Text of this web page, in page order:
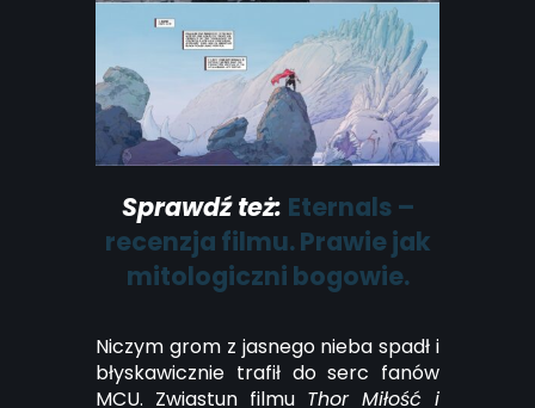
Sprawdź też: Eternals –
recenzja filmu. Prawie jak
mitologiczni bogowie.
Niczym grom z jasnego nieba spadł i
błyskawicznie trafił do serc fanów
MCU. Zwiastun filmu Thor Miłość i